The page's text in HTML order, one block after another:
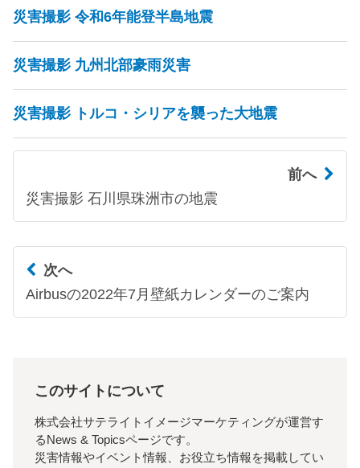
災害撮影 令和6年能登半島地震
災害撮影 九州北部豪雨災害
災害撮影 トルコ・シリアを襲った大地震
前へ
災害撮影 石川県珠洲市の地震
次へ
Airbusの2022年7月壁紙カレンダーのご案内
このサイトについて
株式会社サテライトイメージマーケティングが運営す
るNews & Topicsページです。
災害情報やイベント情報、お役立ち情報を掲載してい